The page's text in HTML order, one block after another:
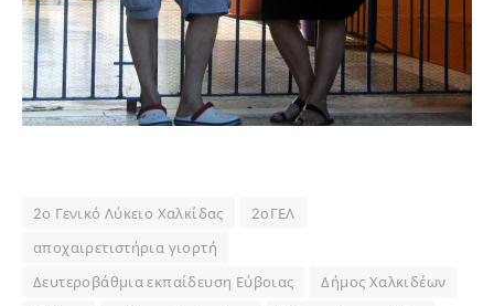
2ο Γενικό Λύκειο Χαλκίδας
2οΓΕΛ
αποχαιρετιστήρια γιορτή
Δευτεροβάθμια εκπαίδευση Εύβοιας
Δήμος Χαλκιδέων